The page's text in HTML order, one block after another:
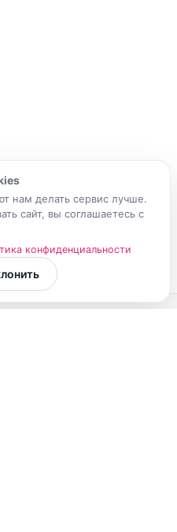
нам делать сервис лучше.
сайт, вы соглашаетесь с
конфиденциальности